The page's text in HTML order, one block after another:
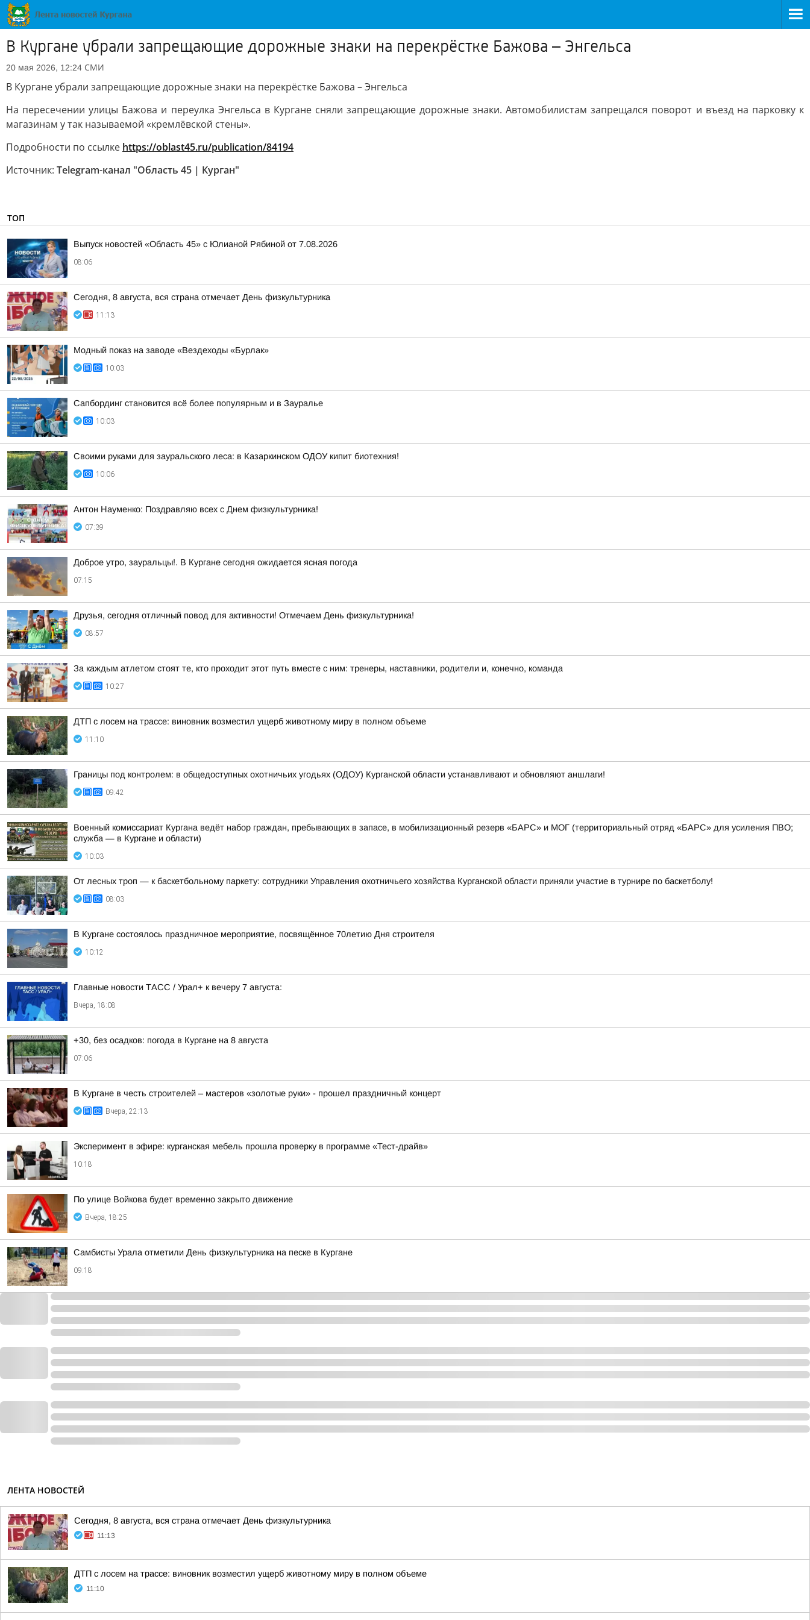
В Кургане убрали запрещающие дорожные знаки на перекрёстке Бажова – Энгельса
20 мая 2026, 12:24 СМИ
В Кургане убрали запрещающие дорожные знаки на перекрёстке Бажова – Энгельса
На пересечении улицы Бажова и переулка Энгельса в Кургане сняли запрещающие дорожные знаки. Автомобилистам запрещался поворот и въезд на парковку к
магазинам у так называемой «кремлёвской стены».
Подробности по ссылке https://oblast45.ru/publication/84194
Источник: Telegram-канал "Область 45 | Курган"
ТОП
Выпуск новостей «Область 45» с Юлианой Рябиной от 7.08.2026
08:06
Сегодня, 8 августа, вся страна отмечает День физкультурника
11:13
Модный показ на заводе «Вездеходы «Бурлак»
10:03
Сапбординг становится всё более популярным и в Зауралье
10:03
Своими руками для зауральского леса: в Казаркинском ОДОУ кипит биотехния!
10:06
Антон Науменко: Поздравляю всех с Днем физкультурника!
07:39
Доброе утро, зауральцы!. В Кургане сегодня ожидается ясная погода
07:15
Друзья, сегодня отличный повод для активности! Отмечаем День физкультурника!
08:57
За каждым атлетом стоят те, кто проходит этот путь вместе с ним: тренеры, наставники, родители и, конечно, команда
10:27
ДТП с лосем на трассе: виновник возместил ущерб животному миру в полном объеме
11:10
Границы под контролем: в общедоступных охотничьих угодьях (ОДОУ) Курганской области устанавливают и обновляют аншлаги!
09:42
Военный комиссариат Кургана ведёт набор граждан, пребывающих в запасе, в мобилизационный резерв «БАРС» и МОГ (территориальный отряд «БАРС» для усиления ПВО;
служба — в Кургане и области)
10:03
От лесных троп — к баскетбольному паркету: сотрудники Управления охотничьего хозяйства Курганской области приняли участие в турнире по баскетболу!
08:03
В Кургане состоялось праздничное мероприятие, посвящённое 70летию Дня строителя
10:12
Главные новости ТАСС / Урал+ к вечеру 7 августа:
Вчера, 18:08
+30, без осадков: погода в Кургане на 8 августа
07:06
В Кургане в честь строителей – мастеров «золотые руки» - прошел праздничный концерт
Вчера, 22:13
Эксперимент в эфире: курганская мебель прошла проверку в программе «Тест-драйв»
10:18
По улице Войкова будет временно закрыто движение
Вчера, 18:25
Самбисты Урала отметили День физкультурника на песке в Кургане
09:18
ЛЕНТА НОВОСТЕЙ
Сегодня, 8 августа, вся страна отмечает День физкультурника
11:13
ДТП с лосем на трассе: виновник возместил ущерб животному миру в полном объеме
11:10